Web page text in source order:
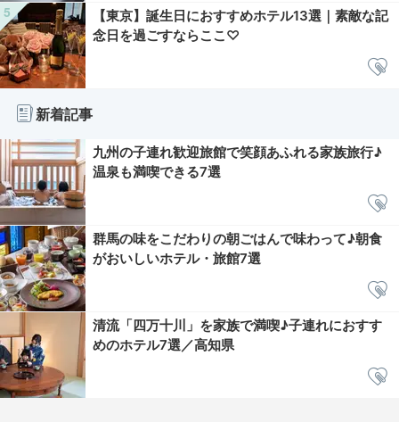
【東京】誕生日におすすめホテル13選｜素敵な記
念日を過ごすならここ♡
新着記事
九州の子連れ歓迎旅館で笑顔あふれる家族旅行♪
温泉も満喫できる7選
群馬の味をこだわりの朝ごはんで味わって♪朝食
がおいしいホテル・旅館7選
清流「四万十川」を家族で満喫♪子連れにおすす
めのホテル7選／高知県